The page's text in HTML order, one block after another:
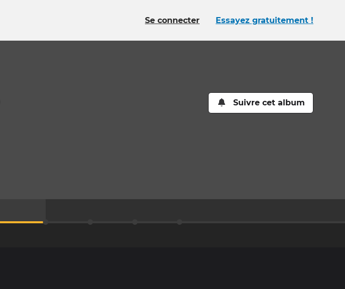
Se connecter Essayez gratuitement !
Suivre cet album